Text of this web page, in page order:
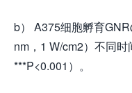
b） A375细胞孵育
nm，1 W/cm2）不同时
***P<0.001）。